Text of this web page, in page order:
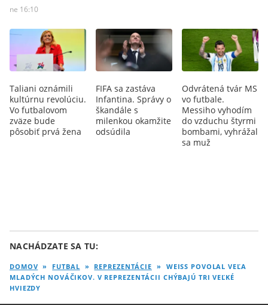
ne 16:10
Taliani oznámili
kultúrnu revolúciu.
Vo futbalovom
zväze bude
pôsobiť prvá žena
FIFA sa zastáva
Infantina. Správy o
škandále s
milenkou okamžite
odsúdila
Odvrátená tvár MS
vo futbale.
Messiho vyhodím
do vzduchu štyrmi
bombami, vyhrážal
sa muž
NACHÁDZATE SA TU:
DOMOV » FUTBAL » REPREZENTÁCIE » WEISS POVOLAL VEĽA
MLADÝCH NOVÁČIKOV. V REPREZENTÁCII CHÝBAJÚ TRI VEĽKÉ
HVIEZDY